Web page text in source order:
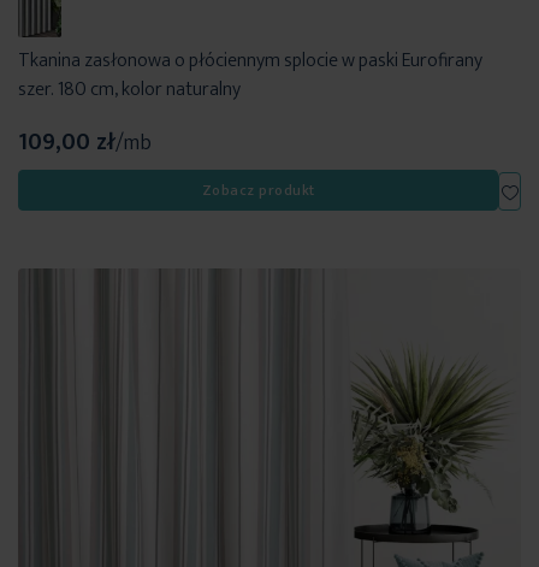
Tkanina zasłonowa o płóciennym splocie w paski Eurofirany
szer. 180 cm, kolor naturalny
109,00 zł/mb
Zobacz produkt